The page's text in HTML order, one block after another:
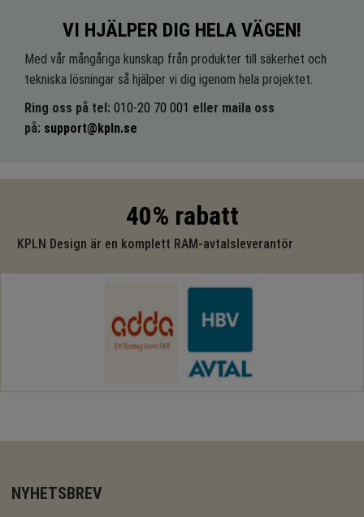
VI HJÄLPER DIG HELA VÄGEN!
Med vår mångåriga kunskap från produkter till säkerhet och
tekniska lösningar så hjälper vi dig igenom hela projektet.
Ring oss på tel: 010-20 70 001 eller maila oss
på: support@kpln.se
40% rabatt
KPLN Design är en komplett RAM-avtalsleverantör
NYHETSBREV